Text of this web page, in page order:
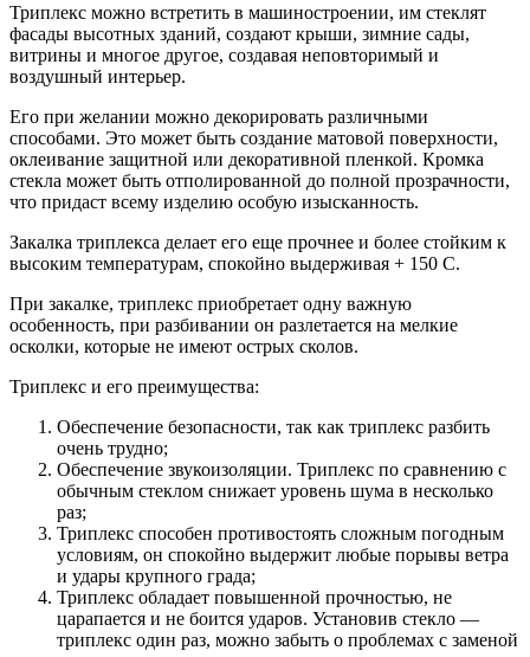
Триплекс можно встретить в машиностроении, им стеклят
фасады высотных зданий, создают крыши, зимние сады,
витрины и многое другое, создавая неповторимый и
воздушный интерьер.
Его при желании можно декорировать различными
способами. Это может быть создание матовой поверхности,
оклеивание защитной или декоративной пленкой. Кромка
стекла может быть отполированной до полной прозрачности,
что придаст всему изделию особую изысканность.
Закалка триплекса делает его еще прочнее и более стойким к
высоким температурам, спокойно выдерживая + 150 С.
При закалке, триплекс приобретает одну важную
особенность, при разбивании он разлетается на мелкие
осколки, которые не имеют острых сколов.
Триплекс и его преимущества:
Обеспечение безопасности, так как триплекс разбить
очень трудно;
Обеспечение звукоизоляции. Триплекс по сравнению с
обычным стеклом снижает уровень шума в несколько
раз;
Триплекс способен противостоять сложным погодным
условиям, он спокойно выдержит любые порывы ветра
и удары крупного града;
Триплекс обладает повышенной прочностью, не
царапается и не боится ударов. Установив стекло —
триплекс один раз, можно забыть о проблемах с заменой